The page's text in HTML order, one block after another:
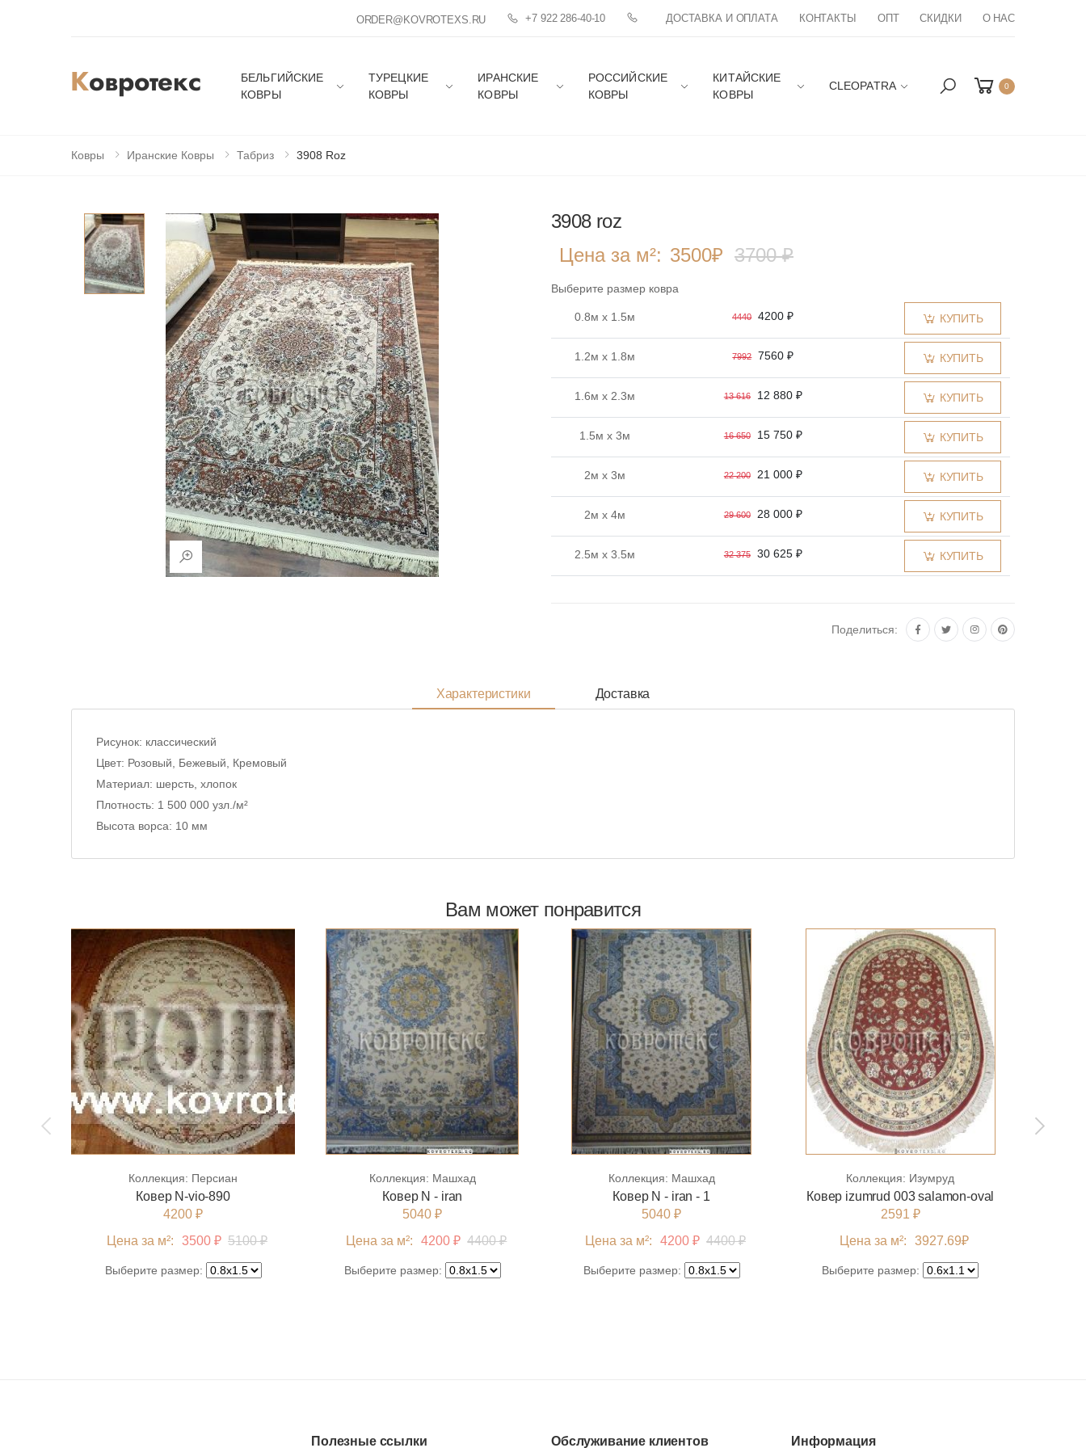
ORDER@KOVROTEXS.RU +7 922 286-40-10 ДОСТАВКА И ОПЛАТА КОНТАКТЫ ОПТ СКИДКИ О НАС
БЕЛЬГИЙСКИЕ
КОВРЫ
ТУРЕЦКИЕ
КОВРЫ
ИРАНСКИЕ
КОВРЫ
РОССИЙСКИЕ
КОВРЫ
КИТАЙСКИЕ
КОВРЫ
CLEOPATRA 0
Ковры Иранские Ковры Табриз 3908 Roz
3908 roz
Цена за м²: 3500₽ 3700 ₽
Выберите размер ковра
0.8м x 1.5м 44404200 ₽ КУПИТЬ
1.2м x 1.8м 79927560 ₽ КУПИТЬ
1.6м x 2.3м 13 61612 880 ₽ КУПИТЬ
1.5м x 3м 16 65015 750 ₽ КУПИТЬ
2м x 3м 22 20021 000 ₽ КУПИТЬ
2м x 4м 29 60028 000 ₽ КУПИТЬ
2.5м x 3.5м 32 37530 625 ₽ КУПИТЬ
КУПИТЬ
Поделиться:
Характеристики Доставка
Рисунок: классический
Цвет: Розовый, Бежевый, Кремовый
Материал: шерсть, хлопок
Плотность: 1 500 000 узл./м²
Высота ворса: 10 мм
Вам может понравится
Коллекция: Персиан
Ковер N-vio-890
4200 ₽
Цена за м²:
3500 ₽ 5100 ₽
Выберите размер:
Коллекция: Машхад
Ковер N - iran
5040 ₽
Цена за м²:
4200 ₽ 4400 ₽
Выберите размер:
Коллекция: Машхад
Ковер N - iran - 1
5040 ₽
Цена за м²:
4200 ₽ 4400 ₽
Выберите размер:
Коллекция: Изумруд
Ковер izumrud 003 salamon-oval
2591 ₽
Цена за м²:
3927.69₽
Выберите размер:
Полезные ссылки Обслуживание клиентов Информация